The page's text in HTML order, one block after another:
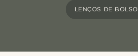
LENÇOS DE BOLSO